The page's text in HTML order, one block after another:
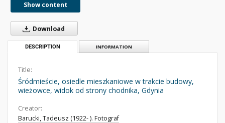
Show content
Download
DESCRIPTION INFORMATION
Title:
Śródmieście, osiedle mieszkaniowe w trakcie budowy,
wieżowce, widok od strony chodnika, Gdynia
Creator:
Barucki, Tadeusz (1922- ). Fotograf